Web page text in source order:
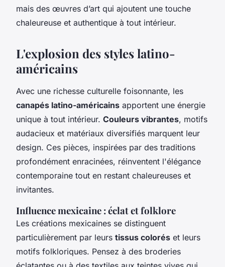
mais des œuvres d’art qui ajoutent une touche
chaleureuse et authentique à tout intérieur.
L'explosion des styles latino-
américains
Avec une richesse culturelle foisonnante, les
canapés latino-américains apportent une énergie
unique à tout intérieur. Couleurs vibrantes, motifs
audacieux et matériaux diversifiés marquent leur
design. Ces pièces, inspirées par des traditions
profondément enracinées, réinventent l'élégance
contemporaine tout en restant chaleureuses et
invitantes.
Influence mexicaine : éclat et folklore
Les créations mexicaines se distinguent
particulièrement par leurs tissus colorés et leurs
motifs folkloriques. Pensez à des broderies